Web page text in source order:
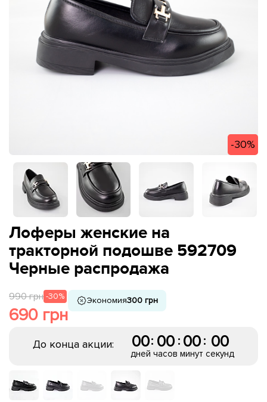
-30%
Лоферы женские на
тракторной подошве 592709
Черные распродажа
990 грн -30%
690 грн
Экономия300 грн
До конца акции: 00
дней
: 00
часов
: 00
минут
: 00
секунд